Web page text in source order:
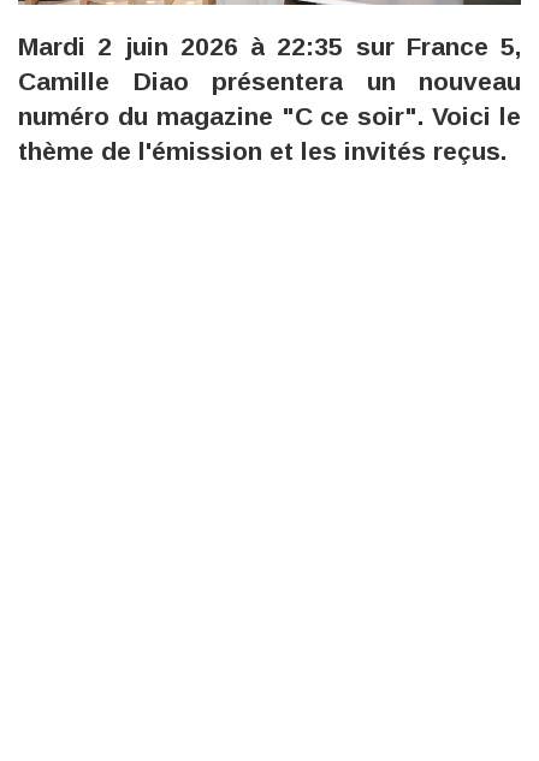
Mardi 2 juin 2026 à 22:35 sur France 5,
Camille Diao présentera un nouveau
numéro du magazine "C ce soir". Voici le
thème de l'émission et les invités reçus.